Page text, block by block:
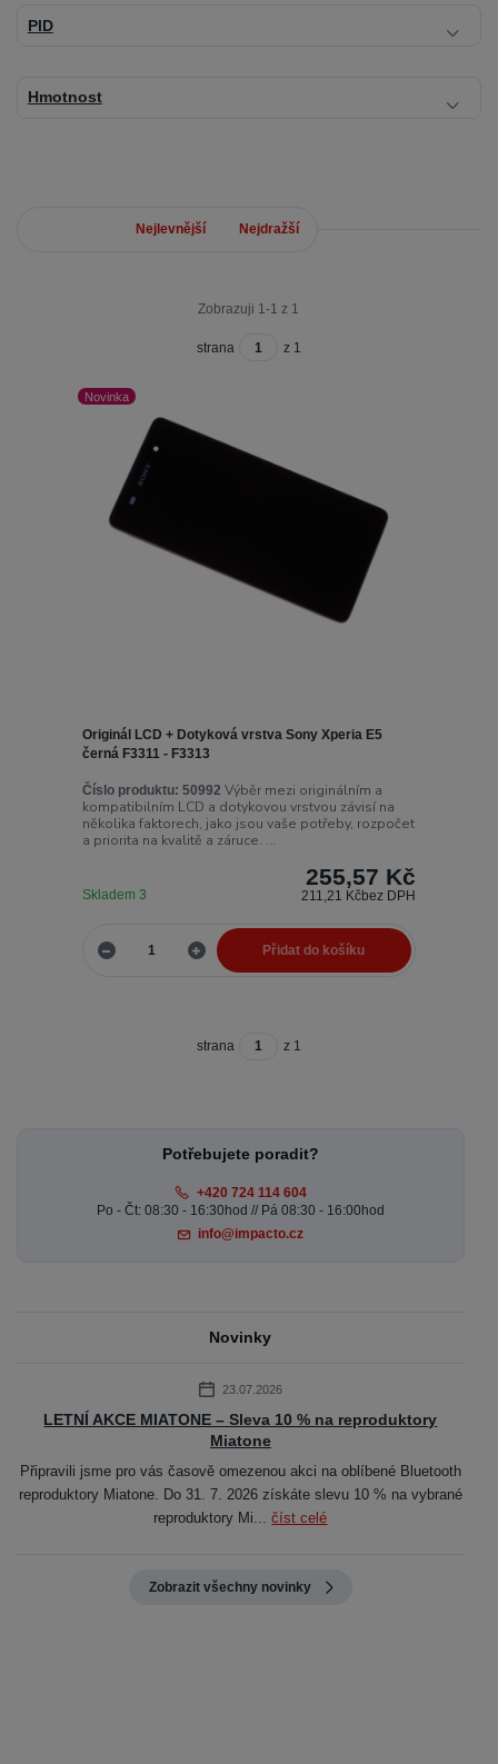
PID
Hmotnost
Nejlevnější Nejdražší
Zobrazuji 1-1 z 1
strana z 1
Novinka
Originál LCD + Dotyková vrstva Sony Xperia E5
černá F3311 - F3313
Číslo produktu: 50992 Výběr mezi originálním a
kompatibilním LCD a dotykovou vrstvou závisí na
několika faktorech, jako jsou vaše potřeby, rozpočet
a priorita na kvalitě a záruce. ...
255,57 Kč
211,21 Kčbez DPH
Skladem 3
Přidat do košíku
strana z 1
Potřebujete poradit?
+420 724 114 604
Po - Čt: 08:30 - 16:30hod // Pá 08:30 - 16:00hod
info@impacto.cz
Novinky
23.07.2026
LETNÍ AKCE MIATONE – Sleva 10 % na reproduktory
Miatone
Připravili jsme pro vás časově omezenou akci na oblíbené Bluetooth
reproduktory Miatone. Do 31. 7. 2026 získáte slevu 10 % na vybrané
reproduktory Mi...číst celé
Zobrazit všechny novinky